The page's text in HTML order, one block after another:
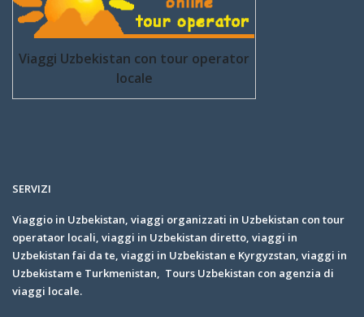
Viaggi Uzbekistan con tour operator
locale
SERVIZI
Viaggio in Uzbekistan, viaggi organizzati in Uzbekistan con tour
operataor locali, viaggi in Uzbekistan diretto, viaggi in
Uzbekistan fai da te, viaggi in Uzbekistan e Kyrgyzstan, viaggi in
Uzbekistam e Turkmenistan, Tours Uzbekistan con agenzia di
viaggi locale.